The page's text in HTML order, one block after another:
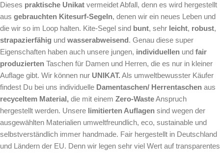
Dieses praktische Unikat vermeidet Abfall, denn es wird hergestellt
aus gebrauchten Kitesurf-Segeln, denen wir ein neues Leben und
die wir so im Loop halten. Kite-Segel sind bunt, sehr leicht, robust,
strapazierfähig und wasserabweisend. Genau diese super
Eigenschaften haben auch unsere jungen, individuellen und fair
produzierten Taschen für Damen und Herren, die es nur in kleiner
Auflage gibt. Wir können nur UNIKAT. Als umweltbewusster Käufer
findest Du bei uns individuelle Damentaschen/ Herrentaschen aus
recyceltem Material, die mit einem Zero-WasteAnspruch
hergestellt werden. Unsere limitierten Auflagen sind wegen der
ausgewählten Materialien umweltfreundlich, eco, sustainable und
selbstverständlich immer handmade. Fair hergestellt in Deutschland
und Ländern der EU. Denn wir legen sehr viel Wert auf transparentes